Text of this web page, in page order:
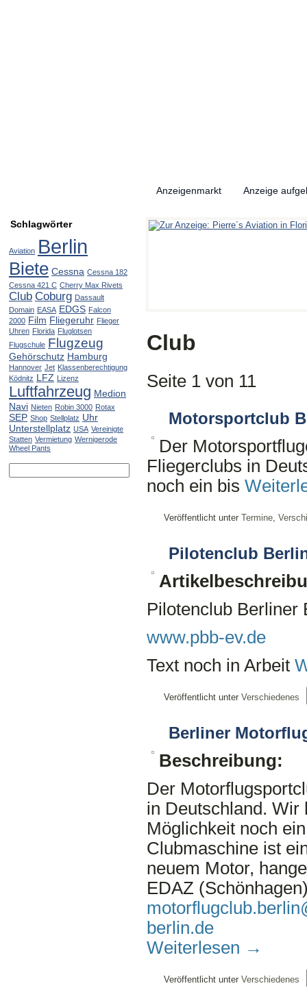
Anzeigenmarkt Anzeige
Schlagwörter
Aviation Berlin
Biete Cessna Cessna 182
Cessna 421 C Cherry Max Rivets
Club Coburg Dassault
Domain EASA EDGS Falcon
2000 Film Fliegeruhr Flieger
Uhren Florida Fluglotsen
Flugschule Flugzeug
Gehörschutz Hamburg
Hannover Jet Klassenberechtigung
Ködnitz LFZ Lizenz
Luftfahrzeug Medion
Navi Nieten Robin 3000 Rotax
SEP Shop Stellplatz Uhr
Unterstellplatz USA Vereinigte
Statten Vermietung Wernigerode
Wheel Pants
Club
Seite 1 von 11
Motorsportclub
Der
Fliegerclubs in
noch ein bis
Veröffentlicht unter Termine,
Pilotenclub
Pilotenclub Berliner
www.pbb-ev.de
Text noch in Arbeit
Veröffentlicht unter Verschiedenes
Berliner
Beschreibung:
Der
in Deutschland. Wir
Möglichkeit noch
Clubmaschine ist
neuem Motor,
EDAZ
berlin.de
Weiterlesen →
Veröffentlicht unter Verschiedenes